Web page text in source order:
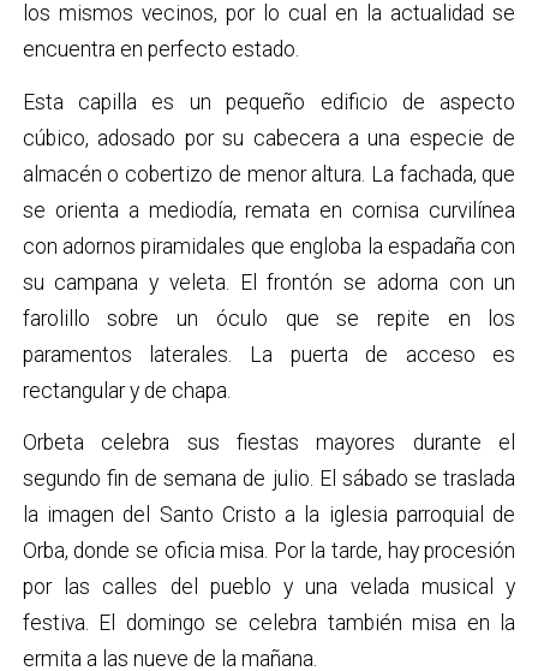
los mismos vecinos, por lo cual en la actualidad se
encuentra en perfecto estado.
Esta capilla es un pequeño edificio de aspecto
cúbico, adosado por su cabecera a una especie de
almacén o cobertizo de menor altura. La fachada, que
se orienta a mediodía, remata en cornisa curvilínea
con adornos piramidales que engloba la espadaña con
su campana y veleta. El frontón se adorna con un
farolillo sobre un óculo que se repite en los
paramentos laterales. La puerta de acceso es
rectangular y de chapa.
Orbeta celebra sus fiestas mayores durante el
segundo fin de semana de julio. El sábado se traslada
la imagen del Santo Cristo a la iglesia parroquial de
Orba, donde se oficia misa. Por la tarde, hay procesión
por las calles del pueblo y una velada musical y
festiva. El domingo se celebra también misa en la
ermita a las nueve de la mañana.